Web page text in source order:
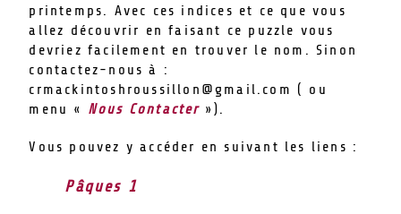
printemps. Avec ces indices et ce que vous
allez découvrir en faisant ce puzzle vous
devriez facilement en trouver le nom. Sinon
contactez-nous à :
crmackintoshroussillon@gmail.com ( ou
menu « Nous Contacter»).
Vous pouvez y accéder en suivant les liens :
Pâques 1